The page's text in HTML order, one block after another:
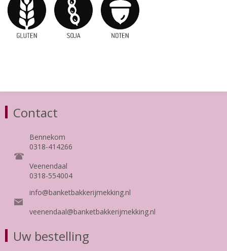
Contact
Bennekom
0318-414266
Veenendaal
0318-554004
info@banketbakkerijmekking.nl
veenendaal@banketbakkerijmekking.nl
Uw bestelling